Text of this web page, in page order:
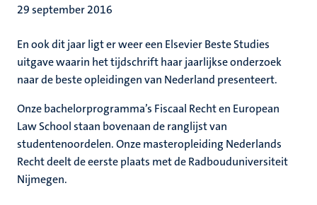
29 september 2016
En ook dit jaar ligt er weer een Elsevier Beste Studies
uitgave waarin het tijdschrift haar jaarlijkse onderzoek
naar de beste opleidingen van Nederland presenteert.
Onze bachelorprogramma’s Fiscaal Recht en European
Law School staan bovenaan de ranglijst van
studentenoordelen. Onze masteropleiding Nederlands
Recht deelt de eerste plaats met de Radbouduniversiteit
Nijmegen.